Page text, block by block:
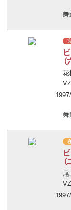
舞
花
舞
尾